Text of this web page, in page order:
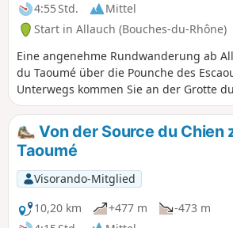
4:55 Std.
Mittel
Start in Allauch (Bouches-du-Rhône)
Eine angenehme Rundwanderung ab
du Taoumé über die Pounche des
Unterwegs kommen Sie an der Grotte
Baume Sourne und dem Puits du
über den Col du Tubé zurückkehren.
erwartet Sie eine herrliche 360°-
Von der Source du Chien
Taoumé
Visorando-Mitglied
10,20 km
+477 m
-473 m